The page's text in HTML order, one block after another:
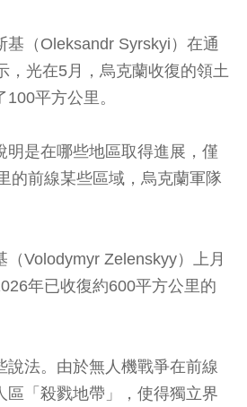
基（Oleksandr Syrskyi）在通
，光在5月，烏克蘭收復的領土
平方公里。
明是在哪些地區取得進展，僅
的前線某些區域，烏克蘭軍隊
（Volodymyr Zelenskyy）上月
年已收復約600平方公里的
說法。由於無人機戰爭在前線
區「殺戮地帶」，使得獨立界